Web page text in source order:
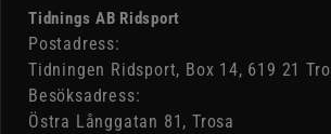
Tidnings AB Ridsport
Postadress:
Tidningen Ridsport, Box 14, 619 21
Besöksadress:
Östra Långgatan 81, Trosa